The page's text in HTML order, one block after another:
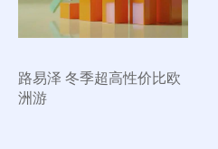
路易泽 冬季超高性价比欧
洲游